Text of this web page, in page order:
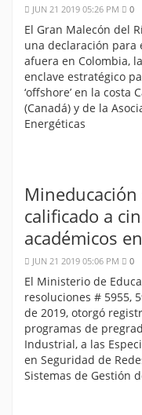
JUN 21 2019 05:26 PM 0
El Gran Malecón del
una declaración para
afuera en Colombia,
enclave estratégico
‘offshore’ en la costa
(Canadá) y de la
Energéticas
calificado a
académicos
JUN 21 2019 05:06 PM 0
El Ministerio de
resoluciones # 5955,
de 2019, otorgó
programas de
Industrial, a las
en Seguridad de
Sistemas de Gestión